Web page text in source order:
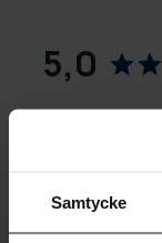
Samtycke
5,0